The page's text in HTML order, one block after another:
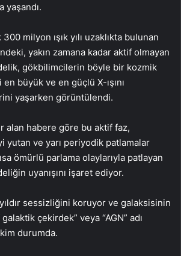
yaşandı.
300 milyon ışık yılı uzaklıkta bulunan
yakın zamana kadar aktif olmayan
gökbilimcilerin böyle bir kozmik
büyük ve en güçlü X-ışını
yaşarken görüntülendi.
alan habere göre bu aktif faz,
yutan ve yarı periyodik patlamalar
ömürlü parlama olaylarıyla patlayan
uyanışını işaret ediyor.
sessizliğini koruyor ve galaksisinin
çekirdek” veya “AGN” adı
durumda.